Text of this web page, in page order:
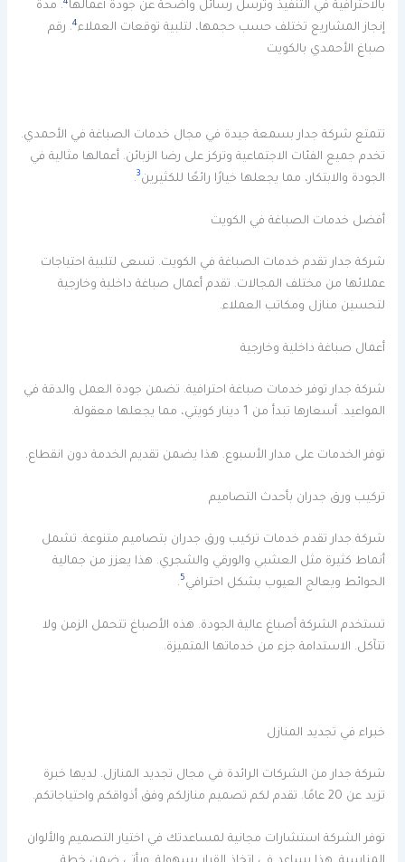
بالاحترافية في التنفيذ وترسل رسائل واضحة عن جودة أعمالها . مدة
إنجاز المشاريع تختلف حسب حجمها، لتلبية توقعات العملاء4. رقم
صباغ الأحمدي بالكويت
تتمتع شركة جدار بسمعة جيدة في مجال خدمات الصباغة في الأحمدي.
تخدم جميع الفئات الاجتماعية وتركز على رضا الزبائن. أعمالها مثالية في
الجودة والابتكار، مما يجعلها خيارًا رائعًا للكثيرين3
.
أفضل خدمات الصباغة في الكويت
شركة جدار تقدم خدمات الصباغة في الكويت. تسعى لتلبية احتياجات
عملائها من مختلف المجالات. تقدم أعمال صباغة داخلية وخارجية
لتحسين منازل ومكاتب العملاء.
أعمال صباغة داخلية وخارجية
شركة جدار توفر خدمات صباغة احترافية. تضمن جودة العمل والدقة في
المواعيد. أسعارها تبدأ من 1 دينار كويتي، مما يجعلها معقولة.
توفر الخدمات على مدار الأسبوع. هذا يضمن تقديم الخدمة دون انقطاع.
تركيب ورق جدران بأحدث التصاميم
شركة جدار تقدم خدمات تركيب ورق جدران بتصاميم متنوعة. تشمل
أنماط كثيرة مثل العشبي والورقي والشجري. هذا يعزز من جمالية
الحوائط ويعالج العيوب بشكل احترافي5
.
تستخدم الشركة أصباغ عالية الجودة. هذه الأصباغ تتحمل الزمن ولا
تتآكل. الاستدامة جزء من خدماتها المتميزة.
خبراء في تجديد المنازل
شركة جدار من الشركات الرائدة في مجال تجديد المنازل. لديها خبرة
تزيد عن 20 عامًا. تقدم لكم تصميم منازلكم وفق أذواقكم واحتياجاتكم.
توفر الشركة استشارات مجانية لمساعدتك في اختيار التصميم والألوان